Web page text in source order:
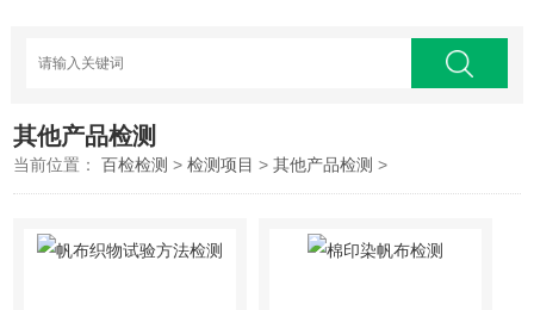
其他产品检测
当前位置：百检检测 >检测项目 >其他产品检测 >